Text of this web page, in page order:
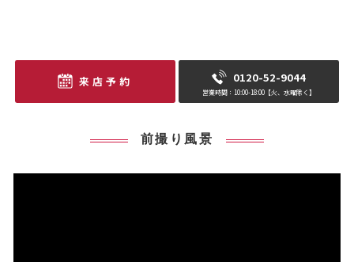
来店予約 0120-52-9044
営業時間：10:00-18:00【火、水曜除く】
前撮り風景